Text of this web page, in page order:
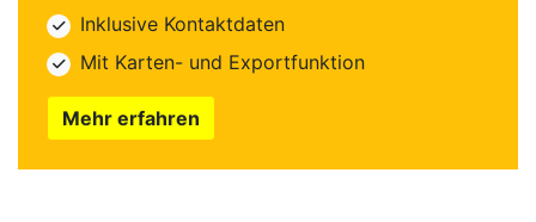
Inklusive Kontaktdaten
Mit Karten- und Exportfunktion
Mehr erfahren